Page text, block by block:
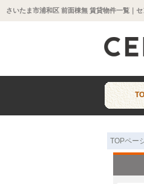
さいたま市浦和区 前面棟無 賃貸物件一覧｜
TOPペー